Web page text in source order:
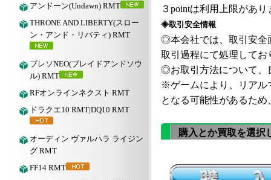
アンドーン(Undawn) RMT
THRONE AND LIBERTY(スロー
ン・アンド・リバティ) RMT
ブレソNEO(ブレイドアンドソウ
ル) RMT
RFオンラインネクスト RMT
ドラクエ10 RMT|DQ10 RMT
オーディン ヴァルハラ ライジン
グ RMT
FF14 RMT
３pointは利用上限があ
◈取引安全情報
◎本会社では、取引安全
取引過程にて処理してお
◎お取引方法について、
※ゲームにより、リアル
となる可能性があるた
購入とか買取を選択